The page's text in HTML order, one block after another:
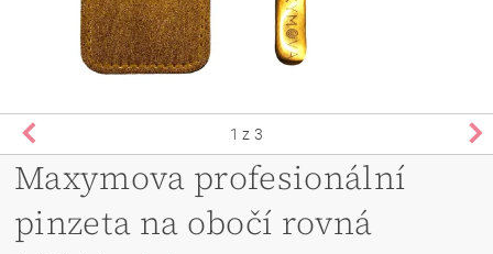
1 z 3
Maxymova profesionální
pinzeta na obočí rovná